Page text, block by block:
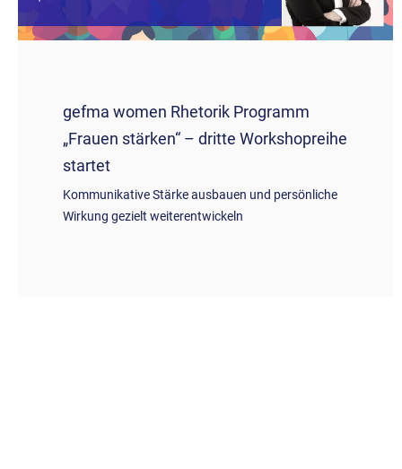
gefma women Rhetorik Programm
„Frauen stärken“ – dritte Workshopreihe
startet
Kommunikative Stärke ausbauen und persönliche
Wirkung gezielt weiterentwickeln